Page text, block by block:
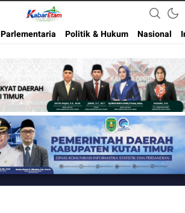
Kabar Etam
Akurat dan Terpercaya
Parlementaria Politik & Hukum Nasional